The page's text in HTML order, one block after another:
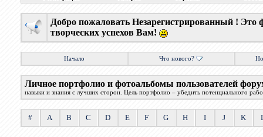
Добро пожаловать Незарегистрированный !
творческих успехов Вам!
Начало Что нового?
Личное портфолио и фотоальбомы пользователей
навыки и знания с лучших сторон. Цель портфолио – убедить потенциального
# A B C D E F G H I J K